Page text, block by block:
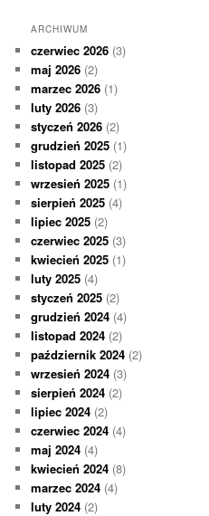
ARCHIWUM
czerwiec 2026 (3)
maj 2026 (2)
marzec 2026 (1)
luty 2026 (3)
styczeń 2026 (2)
grudzień 2025 (1)
listopad 2025 (2)
wrzesień 2025 (1)
sierpień 2025 (4)
lipiec 2025 (2)
czerwiec 2025 (3)
kwiecień 2025 (1)
luty 2025 (4)
styczeń 2025 (2)
grudzień 2024 (4)
listopad 2024 (2)
październik 2024 (2)
wrzesień 2024 (3)
sierpień 2024 (2)
lipiec 2024 (2)
czerwiec 2024 (4)
maj 2024 (4)
kwiecień 2024 (8)
marzec 2024 (4)
luty 2024 (2)